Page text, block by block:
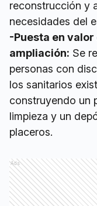
reconstrucción y
necesidades del
-Puesta en
ampliación: Se
personas con
los sanitarios
construyendo un
limpieza y un
placeros.
Ads